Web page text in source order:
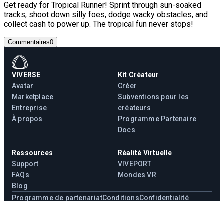
Get ready for Tropical Runner! Sprint through sun-soaked
tracks, shoot down silly foes, dodge wacky obstacles, and
collect cash to power up. The tropical fun never stops!
Commentaires0
VIVERSE
Avatar
Marketplace
Entreprise
À propos
Kit Créateur
Créer
Subventions pour les
créateurs
Programme Partenaire
Docs
Ressources
Support
FAQs
Blog
Réalité Virtuelle
VIVEPORT
Mondes VR
Programme de partenariatConditionsConfidentialité